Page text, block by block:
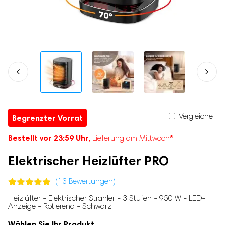
Begrenzter Vorrat
Bestellt vor 23:59 Uhr, Lieferung am Mittwoch*
Elektrischer Heizlüfter PRO
Bewertet
mit4.85
von 5,
(13 Bewertungen)
Heizlüfter - Elektrischer Strahler - 3 Stufen - 950 W - LED-
Anzeige - Rotierend - Schwarz
Vergleiche
Katzenhalsbänder
Kuscheltiere für Hunde
Tierzubehör
Geruchsentferner für Katzenurin
Krallenschleifer
Hundetaschen & Katzentaschen
Katzenbürsten
Mäuseschreck
Baby-Nagelscheren
Baby-Gehörschutz
Baby-Geschirr
Kühltaschen für Muttermilch
Babyflaschen-Sterilisatoren
Kinderwagenschaukler
Treppenschutzgitter
Baby Duschständer
Mikrofone
Elektrische Wärmflaschen